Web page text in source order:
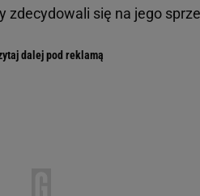
zdecydowali się na jego